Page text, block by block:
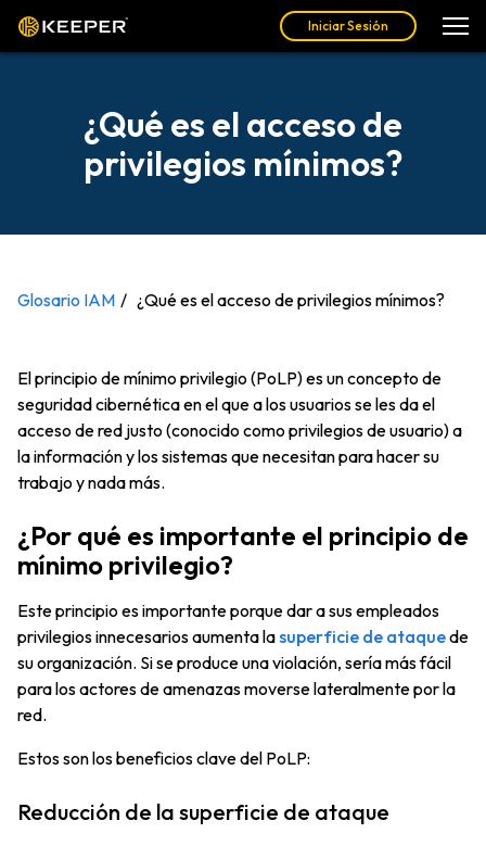
Iniciar Sesión
¿Qué es el acceso de
privilegios mínimos?
Glosario IAM ¿Qué es el acceso de privilegios mínimos?
El principio de mínimo privilegio (PoLP) es un concepto de
seguridad cibernética en el que a los usuarios se les da el
acceso de red justo (conocido como privilegios de usuario) a
la información y los sistemas que necesitan para hacer su
trabajo y nada más.
¿Por qué es importante el principio de
mínimo privilegio?
Este principio es importante porque dar a sus empleados
privilegios innecesarios aumenta lasuperficie de ataquede
su organización. Si se produce una violación, sería más fácil
para los actores de amenazas moverse lateralmente por la
red.
Estos son los beneficios clave del PoLP:
Reducción de la superficie de ataque